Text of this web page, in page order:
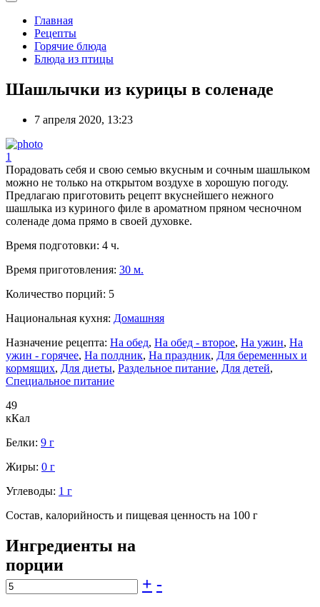
Главная
Рецепты
Горячие блюда
Блюда из птицы
Шашлычки из курицы в соленаде
7 апреля 2020, 13:23
1
Порадовать себя и свою семью вкусным и сочным шашлыком
можно не только на открытом воздухе в хорошую погоду.
Предлагаю приготовить рецепт вкуснейшего нежного
шашлыка из куриного филе в ароматном пряном чесночном
соленаде дома прямо в своей духовке.
Время подготовки: 4 ч.
Время приготовления: 30 м.
Количество порций: 5
Национальная кухня: Домашняя
Назначение рецепта: На обед, На обед - второе, На ужин, На
ужин - горячее, На полдник, На праздник, Для беременных и
кормящих, Для диеты, Раздельное питание, Для детей,
Специальное питание
49
кКал
Белки: 9 г
Жиры: 0 г
Углеводы: 1 г
Состав, калорийность и пищевая ценность на 100 г
Ингредиенты на
порции
+ -